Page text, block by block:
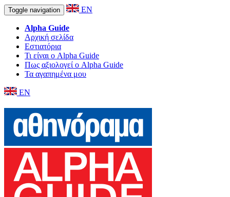
Toggle navigation EN
Alpha Guide
Αρχική σελίδα
Εστιατόρια
Τι είναι ο Alpha Guide
Πως αξιολογεί ο Alpha Guide
Τα αγαπημένα μου
EN